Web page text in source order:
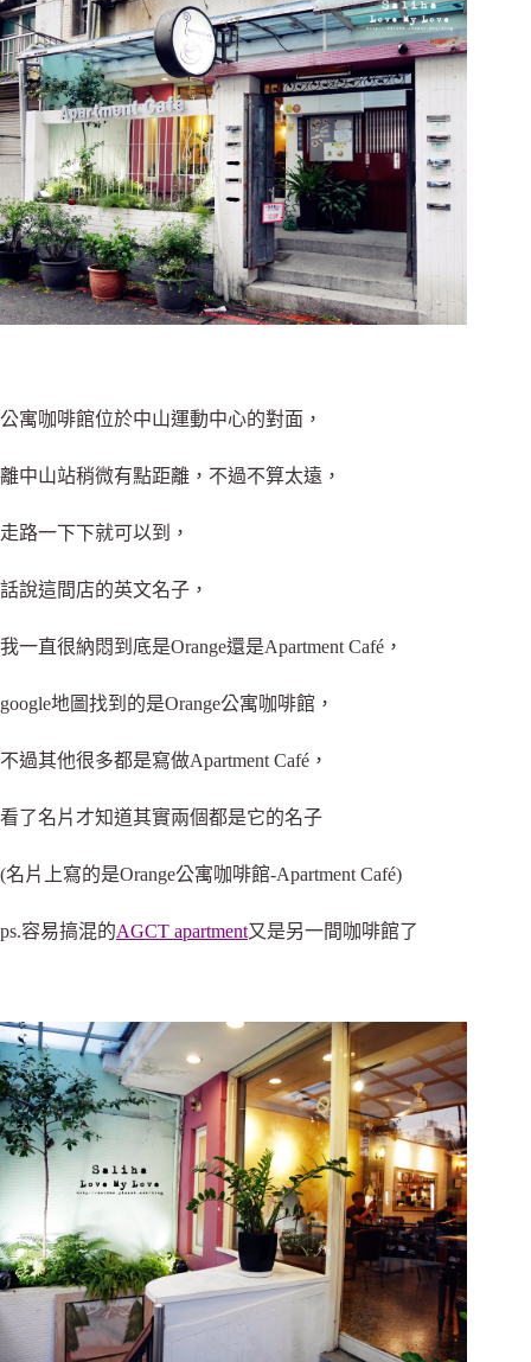
公寓咖啡館位於中山運動中心的對面，
離中山站稍微有點距離，不過不算太遠，
走路一下下就可以到，
話說這間店的英文名子，
我一直很納悶到底是Orange還是Apartment Café，
google地圖找到的是Orange公寓咖啡館，
不過其他很多都是寫做Apartment Café，
看了名片才知道其實兩個都是它的名子
(名片上寫的是Orange公寓咖啡館-Apartment Café)
ps.容易搞混的AGCT apartment又是另一間咖啡館了